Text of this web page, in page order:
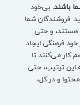
باشند. بی‌خود
فروشندگان شما
هستند، و حتی
فرهنگی ایجاد
کار می‌کنند تا
این ترتیب، حتی
و در کل،